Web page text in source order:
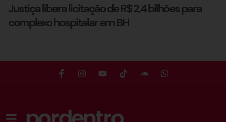
Justiça libera licitação de R$ 2,4 bilhões para
complexo hospitalar em BH